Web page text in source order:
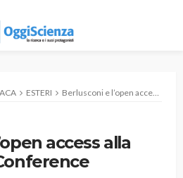
ESTERI Berlusconi e l’open access alla Falling Walls Conference
access alla